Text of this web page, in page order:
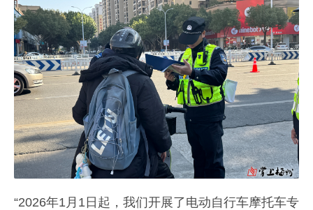
“2026年1月1日起，我们开展了电动自行车摩托车专